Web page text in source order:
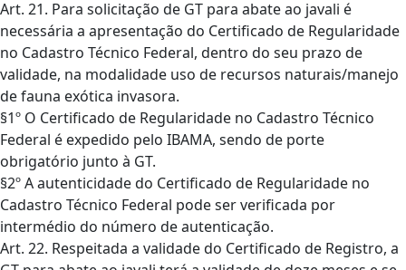
Art. 21. Para solicitação de GT para abate ao javali é
necessária a apresentação do Certificado de Regularidade
no Cadastro Técnico Federal, dentro do seu prazo de
validade, na modalidade uso de recursos naturais/manejo
de fauna exótica invasora.
§1º O Certificado de Regularidade no Cadastro Técnico
Federal é expedido pelo IBAMA, sendo de porte
obrigatório junto à GT.
§2º A autenticidade do Certificado de Regularidade no
Cadastro Técnico Federal pode ser verificada por
intermédio do número de autenticação.
Art. 22. Respeitada a validade do Certificado de Registro, a